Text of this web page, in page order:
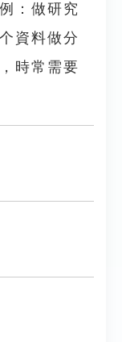
：做研究
資料做分
時常需要